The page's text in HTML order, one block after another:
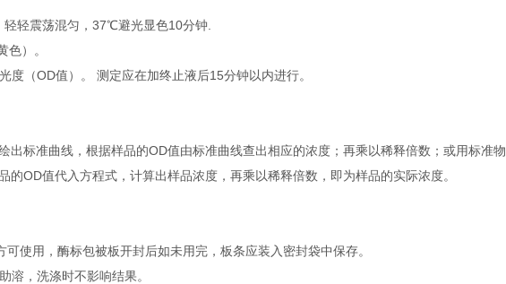
轻震荡混匀，37℃避光显色10分钟.
）。
（OD值）。 测定应在加终止液后15分钟以内进行。
出标准曲线，根据样品的OD值由标准曲线查出相应的浓度；再乘以稀释倍数；或用标准物
OD值代入方程式，计算出样品浓度，再乘以稀释倍数，即为样品的实际浓度。
使用，酶标包被板开封后如未用完，板条应装入密封袋中保存。
溶，洗涤时不影响结果。